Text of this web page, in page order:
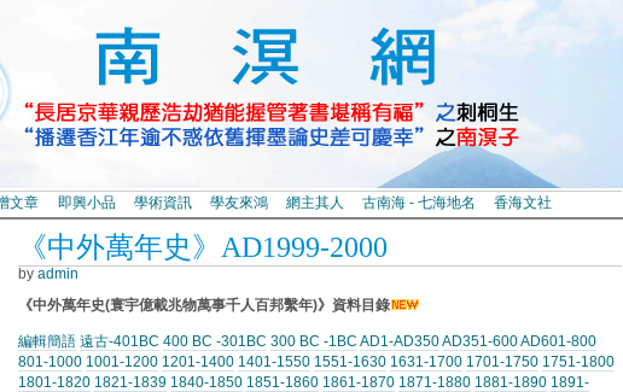
文章 即興小品 學術資訊 學友來鴻 網主其人 古南海 - 七海地名 香海文社
《中外萬年史》AD1999-2000
by admin
《中外萬年史(寰宇億載兆物萬事千人百邦繫年)》資料目錄
編輯簡語 遠古-401BC 400 BC -301BC 300 BC -1BC AD1-AD350AD351-600AD601-800
801-1000 1001-1200 1201-1400 1401-1550 1551-1630 1631-1700 1701-1750 1751-1800
1801-1820 1821-1839 1840-1850 1851-1860 1861-1870 1871-1880 1881-1890 1891-